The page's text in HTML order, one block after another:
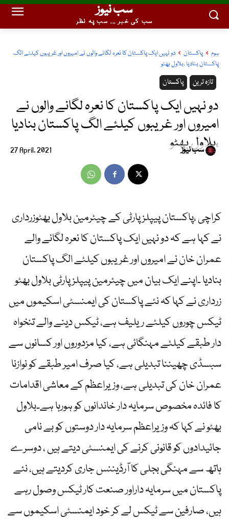
سب نیوز
سب کی خبر ... سب پہ نظر
ہوم پاکستان
دو نہیں ایک پاکستان کا نعرہ لگانے والوں نے امیروں اور غریبوں کیلئے الگ
پاکستان بنادیا ،بلاول بھٹو
پاکستان تازہ ترین
دو نہیں ایک پاکستان کا نعرہ لگانے والوں نے
امیروں اور غریبوں کیلئے الگ پاکستان بنادیا
،بلاول بھٹو
27 April, 2021 سب نیوز
کراچی ،پاکستان پیپلز پارٹی کے چیئرمین بلاول بھٹوزرداری
نے کہا ہے کہ دو نہیں ایک پاکستان کا نعرہ لگانے والے
عمران خان نے امیروں اور غریبوں کیلئے الگ پاکستان
بنادیا ۔اپنے ایک بیان میں چیئرمین پیپلز پارٹی بلاول بھٹو
زرداری نے کہا کہ نئے پاکستان کی ایمنسٹی اسکیموں میں
ٹیکس چوروں کیلئے ریلیف ہے، ٹیکس دینے والے تنخواہ
دار طبقے کیلئے مہنگائی ہے، کیا مزدوروں اور کسانوں سے
سبسڈی چھیننا تبدیلی ہے، کیا صرف امیر طبقے کو نوازنا
عمران خان کی تبدیلی ہے، وزیراعظم کے معاشی اقدامات
کا فائدہ مخصوص سرمایہ دار خاندانوں کو ہورہا ہے۔بلاول
بھٹو نے کہا کہ وزیراعظم سرمایہ دار دوستوں کو بے نامی
جائیدادوں کو قانونی کرنے کی ایمنسٹی دیتے ہیں ، دوسرے
ہاتھ سے مہنگی بجلی کا آرڈیننس جاری کردیتے ہیں، نئے
پاکستان میں سرمایہ داراور صنعت کار ٹیکس وصول رہے
ہیں، صارفین سے ٹیکس لے کر خود ایمنسٹی اسکیموں سے